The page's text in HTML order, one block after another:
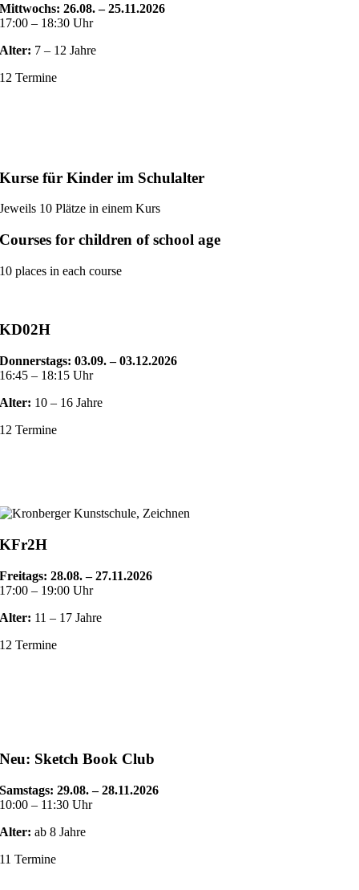
Mittwochs: 26.08. – 25.11.2026
17:00 – 18:30 Uhr
Alter: 7 – 12 Jahre
12 Termine
Kurse für Kinder im Schulalter
Jeweils 10 Plätze in einem Kurs
Courses for children of school age
10 places in each course
KD02H
Donnerstags: 03.09. – 03.12.2026
16:45 – 18:15 Uhr
Alter: 10 – 16 Jahre
12 Termine
KFr2H
Freitags: 28.08. – 27.11.2026
17:00 – 19:00 Uhr
Alter: 11 – 17 Jahre
12 Termine
Neu: Sketch Book Club
Samstags: 29.08. – 28.11.2026
10:00 – 11:30 Uhr
Alter: ab 8 Jahre
11 Termine